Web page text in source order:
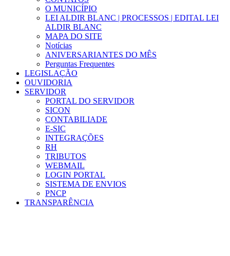
O MUNICÍPIO
LEI ALDIR BLANC | PROCESSOS | EDITAL LEI
ALDIR BLANC
MAPA DO SITE
Notícias
ANIVERSARIANTES DO MÊS
Perguntas Frequentes
LEGISLAÇÃO
OUVIDORIA
SERVIDOR
PORTAL DO SERVIDOR
SICON
CONTABILIADE
E-SIC
INTEGRAÇÕES
RH
TRIBUTOS
WEBMAIL
LOGIN PORTAL
SISTEMA DE ENVIOS
PNCP
TRANSPARÊNCIA